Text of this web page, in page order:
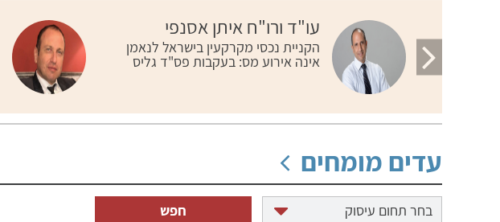
עו"ד ורו"ח איתן אסנפי
הקניית נכסי מקרקעין בישראל לנאמן
אינה אירוע מס: בעקבות פס"ד גליס
עדים מומחים